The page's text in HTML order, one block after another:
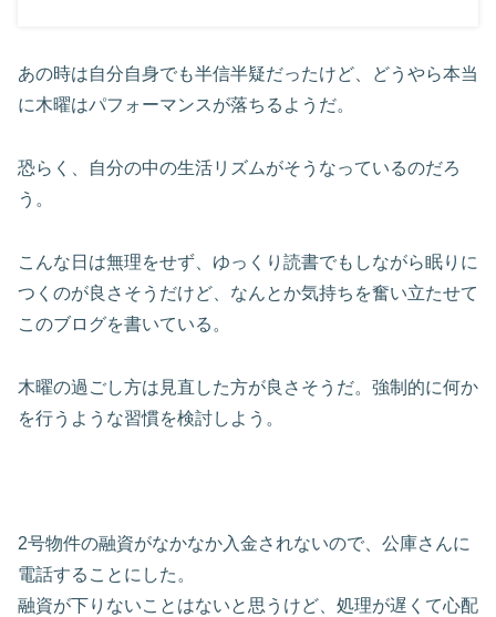
あの時は自分自身でも半信半疑だったけど、どうやら本当
に木曜はパフォーマンスが落ちるようだ。
恐らく、自分の中の生活リズムがそうなっているのだろ
う。
こんな日は無理をせず、ゆっくり読書でもしながら眠りに
つくのが良さそうだけど、なんとか気持ちを奮い立たせて
このブログを書いている。
木曜の過ごし方は見直した方が良さそうだ。強制的に何か
を行うような習慣を検討しよう。
2号物件の融資がなかなか入金されないので、公庫さんに
電話することにした。
融資が下りないことはないと思うけど、処理が遅くて心配